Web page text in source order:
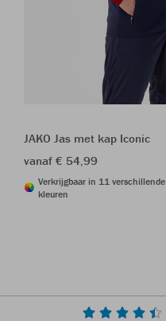
JAKO Jas met kap Iconic
vanaf € 54,99
Verkrijgbaar in 11 verschillende
kleuren